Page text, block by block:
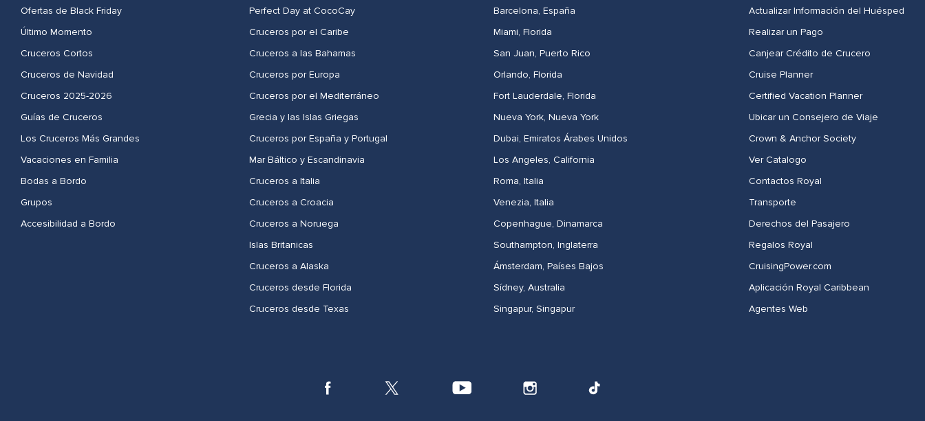
Ofertas de Black Friday
Último Momento
Cruceros Cortos
Cruceros de Navidad
Cruceros 2025-2026
Guías de Cruceros
Los Cruceros Más Grandes
Vacaciones en Familia
Bodas a Bordo
Grupos
Accesibilidad a Bordo
Perfect Day at CocoCay​
Cruceros por el Caribe
Cruceros a las Bahamas
Cruceros por Europa
Cruceros por el Mediterráneo
Grecia y las Islas Griegas
Cruceros por España y Portugal
Mar Báltico y Escandinavia
Cruceros a Italia
Cruceros a Croacia
Cruceros a Noruega
Islas Britanicas
Cruceros a Alaska
Cruceros desde Florida
Cruceros desde Texas
Barcelona, España
Miami, Florida
San Juan, Puerto Rico
Orlando, Florida
Fort Lauderdale, Florida
Nueva York, Nueva York
Dubai, Emiratos Árabes Unidos
Los Angeles, California​
Roma, Italia
Venezia, Italia
Copenhague, Dinamarca
Southampton, Inglaterra
Ámsterdam, Países Bajos
Sídney, Australia​
Singapur, Singapur
Actualizar Información del Huésped
Realizar un Pago
Canjear Crédito de Crucero
Cruise Planner
Certified Vacation Planner​
Ubicar un Consejero de Viaje
Crown & Anchor Society​
Ver Catalogo
Contactos Royal
Transporte
Derechos del Pasajero
Regalos Royal
CruisingPower.com​
Aplicación Royal Caribbean
Agentes Web